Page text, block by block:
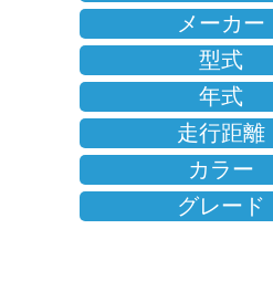
メーカー
型式
年式
走行距離
カラー
グレード